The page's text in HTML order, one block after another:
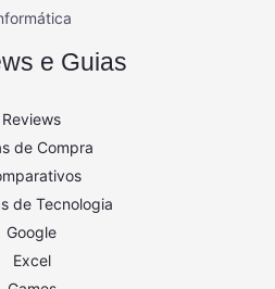
e Guias
Reviews
de Compra
de Tecnologia
Google
Excel